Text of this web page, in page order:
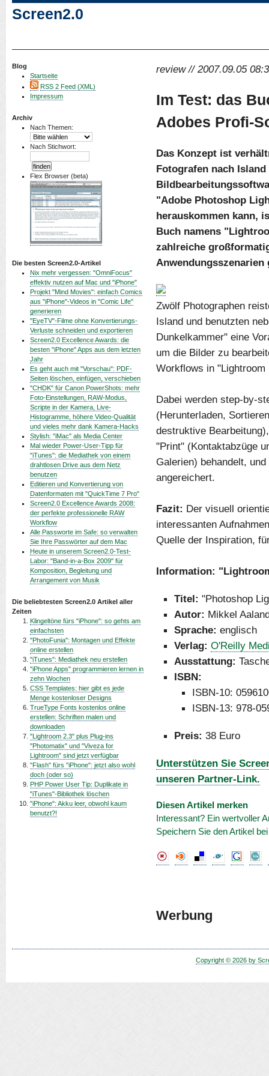
Screen2.0
Blog
Startseite
RSS 2 Feed (XML)
Impressum
Archiv
Nach Themen:
Nach Stichwort:
Flex Browser (beta)
Die besten Screen2.0-Artikel
Nix mehr vergessen: "OmniFocus"
effektiv nutzen auf Mac und "iPhone"
Projekt "Mind Movies": einfach Comics
aus "iPhone"-Videos in "Comic Life"
generieren
"EyeTV"-Filme ohne Konvertierungs-
Verluste schneiden und exportieren
Screen2.0 Excellence Awards: die
besten "iPhone" Apps aus dem letzten
Jahr
Es geht auch mit "Vorschau": PDF-
Seiten löschen, einfügen, verschieben
"CHDK" für Canon PowerShots: mehr
Foto-Einstellungen, RAW-Modus,
Scripte in der Kamera, Live-
Histogramme, höhere Video-Qualität
und vieles mehr dank Kamera-Hacks
Stylish: "iMac" als Media Center
Mal wieder Power-User-Tipp für
"iTunes": die Mediathek von einem
drahtlosen Drive aus dem Netz
benutzen
Editieren und Konvertierung von
Datenformaten mit "QuickTime 7 Pro"
Screen2.0 Excellence Awards 2008:
der perfekte professionelle RAW
Workflow
Alle Passworte im Safe: so verwalten
Sie Ihre Passwörter auf dem Mac
Heute in unserem Screen2.0-Test-
Labor: "Band-in-a-Box 2009" für
Komposition, Begleitung und
Arrangement von Musik
Die beliebtesten Screen2.0 Artikel aller
Zeiten
Klingeltöne fürs "iPhone": so gehts am
einfachsten
"PhotoFunia": Montagen und Effekte
online erstellen
"iTunes": Mediathek neu erstellen
"iPhone Apps" programmieren lernen in
zehn Wochen
CSS Templates: hier gibt es jede
Menge kostenloser Designs
TrueType Fonts kostenlos online
erstellen: Schriften malen und
downloaden
"Lightroom 2.3" plus Plug-ins
"Photomatix" und "Viveza for
Lightroom" sind jetzt verfügbar
"Flash" fürs "iPhone": jetzt also wohl
doch (oder so)
PHP Power User Tip: Duplikate in
"iTunes"-Bibliothek löschen
"iPhone": Akku leer, obwohl kaum
benutzt?!
review // 2007.09.05
Im Test: das
Adobes Profi-
Das Konzept ist
Fotografen nach
"Adobe Photoshop
herauskommen kann,
Buch namens
zahlreiche
Zwölf Photographen
Island und benutzten
Dunkelkammer" eine
um die Bilder zu
Workflows in "Lightroom
Dabei werden step-by-
(Herunterladen,
destruktive
"Print" (Kontaktabzüge
Galerien) behandelt,
angereichert.
Fazit: Der visuell
interessanten
Quelle der Inspiration,
Information:
Titel: "Photoshop
Autor: Mikkel
Sprache: englisch
Verlag: O'Reilly
Ausstattung:
ISBN:
ISBN-10:
ISBN-13: 978-
Preis: 38 Euro
Unterstützen Sie
unseren Partner-Link.
Diesen Artikel merken
Interessant? Ein wertvoller
Speichern Sie den Artikel
Werbung
Copyright © 2026 by